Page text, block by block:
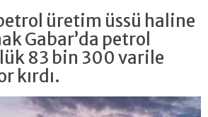
üretim üssü haline
Gabar’da petrol
83 bin 300 varile
kırdı.